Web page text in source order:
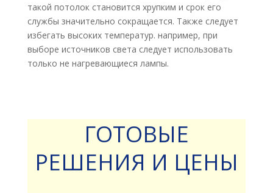
такой потолок становится хрупким и срок его
службы значительно сокращается. Также следует
избегать высоких температур. например, при
выборе источников света следует использовать
только не нагревающиеся лампы.
ГОТОВЫЕ
РЕШЕНИЯ И ЦЕНЫ